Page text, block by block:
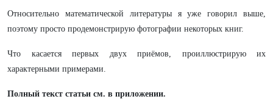
Относительно математической литературы я уже говорил выше,
поэтому просто продемонстрирую фотографии некоторых книг.
Что касается первых двух приёмов, проиллюстрирую их
характерными примерами.
Полный текст статьи см. в приложении.